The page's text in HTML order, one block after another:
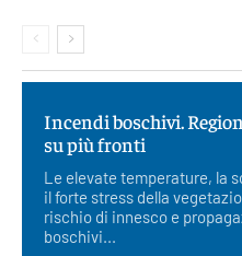
Incendi boschivi.
su più fronti
Le elevate temperature, la
il forte stress della
rischio di innesco e
boschivi...